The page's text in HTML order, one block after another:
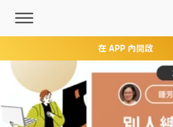
在 APP 內開啟